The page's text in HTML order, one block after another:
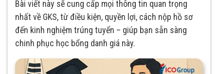
Bài viết này sẽ cung cấp mọi thông tin quan trọng
nhất về GKS, từ điều kiện, quyền lợi, cách nộp hồ sơ
đến kinh nghiệm trúng tuyển – giúp bạn sẵn sàng
chinh phục học bổng danh giá này.